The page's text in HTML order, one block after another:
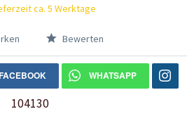
ca. 5 Werktage
Bewerten
WHATSAPP
104130